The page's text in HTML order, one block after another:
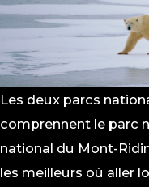
Les deux parcs
comprennent le parc
national du Mont-
les meilleurs où aller